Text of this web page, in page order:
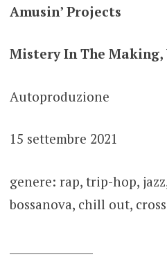
Amusin’ Projects
Mistery In The Making,
Autoproduzione
15 settembre 2021
genere: rap, trip-hop,
bossanova, chill out,